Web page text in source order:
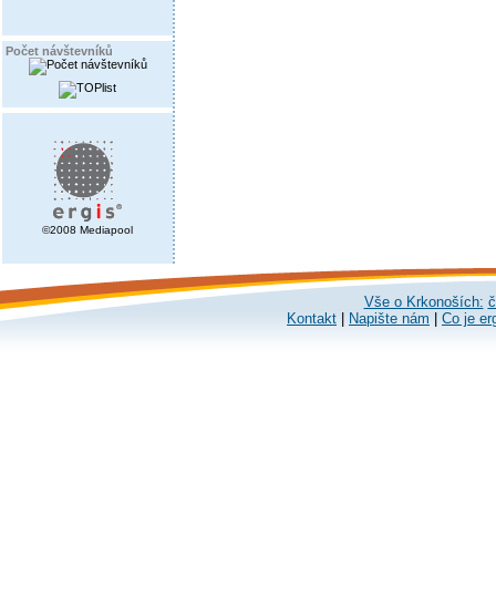
Počet návštevníků
©2008 Mediapool
Vše o Krkonoších:
Kontakt
Napište nám Co je